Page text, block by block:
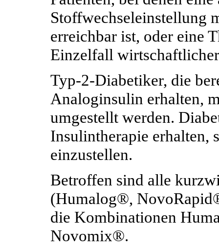
Stoffwechseleinstellung
erreichbar ist, oder eine
Einzelfall
Typ-2-Diabetiker, die
Analoginsulin erhalten,
umgestellt werden.
Insulintherapie erhalten,
einzustellen.
Betroffen sind alle
(Humalog®,
die Kombinationen
Novomix®.